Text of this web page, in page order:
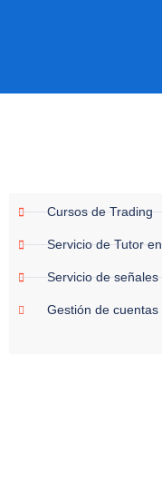
Cursos de Trading
Servicio de Tutor
Servicio de señales
Gestión de cuentas